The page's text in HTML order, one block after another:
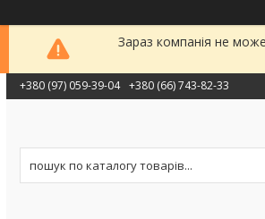
Зараз компанія не
+380 (97) 059-39-04 +380 (66) 743-82-33